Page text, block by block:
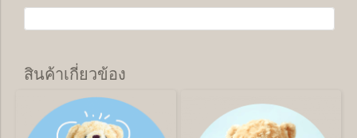
สินค้าเกี่ยวข้อง